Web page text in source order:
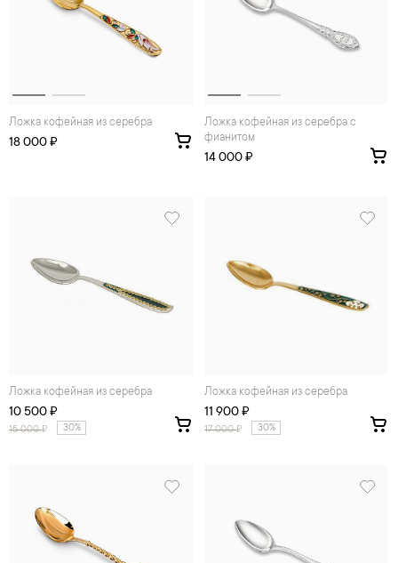
Ложка кофейная из серебра
18 000 ₽
Ложка кофейная из серебра с
фианитом
14 000 ₽
Ложка кофейная из серебра
10 500 ₽
15 000₽ 30%
Ложка кофейная из серебра
11 900 ₽
17 000₽ 30%